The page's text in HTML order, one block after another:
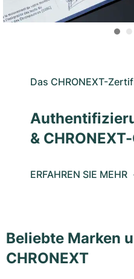
Das CHRONEXT-
&
ERFAHREN SIE MEHR
Beliebte Marken
CHRONEXT